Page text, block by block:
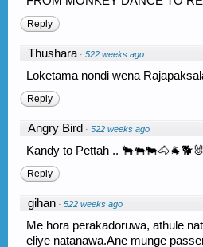
Reply
Thushara · 522 weeks ago
Loketama nondi wena
Reply
Angry Bird · 522 weeks ago
Kandy to Pettah ..
Reply
gihan · 522 weeks ago
Me hora perakadoruwa, athule
eliye natanawa.Ane munge